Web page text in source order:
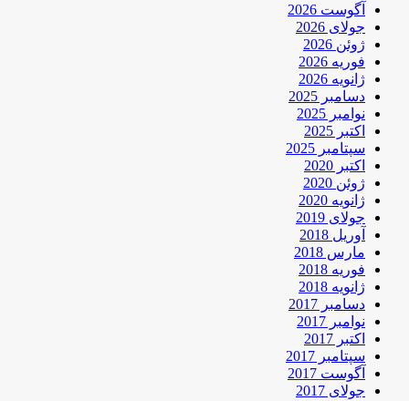
آگوست 2026
جولای 2026
ژوئن 2026
فوریه 2026
ژانویه 2026
دسامبر 2025
نوامبر 2025
اکتبر 2025
سپتامبر 2025
اکتبر 2020
ژوئن 2020
ژانویه 2020
جولای 2019
آوریل 2018
مارس 2018
فوریه 2018
ژانویه 2018
دسامبر 2017
نوامبر 2017
اکتبر 2017
سپتامبر 2017
آگوست 2017
جولای 2017